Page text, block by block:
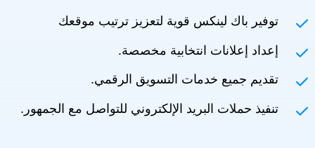
توفير باك لينكس قوية لتعزيز ترتيب موقعك
إعداد إعلانات انتخابية مخصصة.
تقديم جميع خدمات التسويق الرقمي.
تنفيذ حملات البريد الإلكتروني للتواصل مع الجمهور.